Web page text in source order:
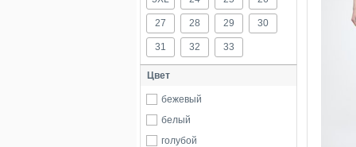
27 28 29 30
31 32 33
Цвет
бежевый
белый
голубой